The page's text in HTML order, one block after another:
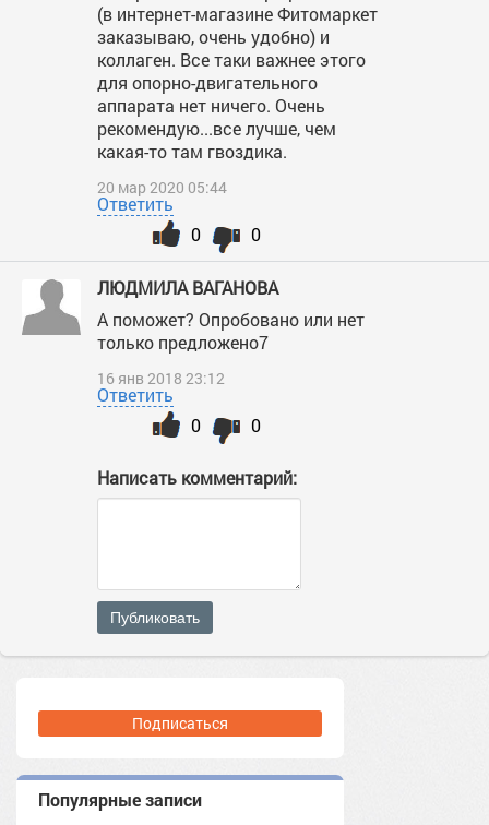
(в интернет-магазине Фитомаркет
заказываю, очень удобно) и
коллаген. Все таки важнее этого
для опорно-двигательного
аппарата нет ничего. Очень
рекомендую...все лучше, чем
какая-то там гвоздика.
20 мар 2020 05:44
Ответить
0
0
ЛЮДМИЛА ВАГАНОВА
А поможет? Опробовано или нет
только предложено7
16 янв 2018 23:12
Ответить
0
0
Написать комментарий:
Публиковать
Подписаться
Популярные записи